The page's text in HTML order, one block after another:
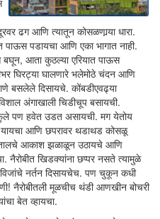
ढग आणि त्यातून कोसळणार्‍या धारा.
पाऊस पडायचा आणि एका भागात नाही.
आता कुठल्या एरियात पाऊस
घिरट्या घालणारे भलेमोठे चंदन आणि
बसलेले दिसायचे. कोंबडीएवढ्या
अंगाखाली चिडीचूप बसायची.
पण हवेत उडत असायची. मग येतोय
आणि छपरावर थडाथड कोसळू
आकाश झळाळून उठायचे आणि
खिडक्यांना छप्पर नसते त्यामुळे
नर्तन दिसायचेच. पण चुकून कधी
नैरोबीतली मूळचीच थंडी आणखीन बोचरी
बेत व्हायचा.